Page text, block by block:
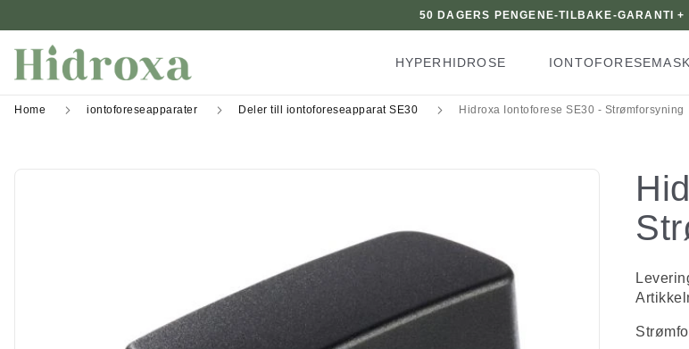
50 DAGERS PENGENE-TILBAKE-GARANTI +
HYPERHIDROSE
Home iontoforeseapparater Deler till iontoforeseapparat SE30 Hidroxa Iontoforese SE30 - Strømforsyning